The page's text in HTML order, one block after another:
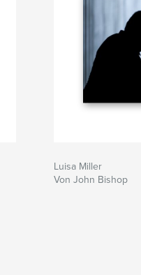
Luisa Miller
Von John Bishop